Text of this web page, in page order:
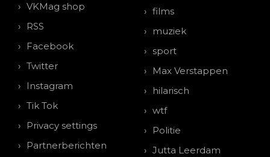
VKMag shop
RSS
Facebook
Twitter
Instagram
Tik Tok
Privacy settings
Partnerberichten
films
muziek
sport
Max Verstappen
hilarisch
wtf
Politie
Jutta Leerdam